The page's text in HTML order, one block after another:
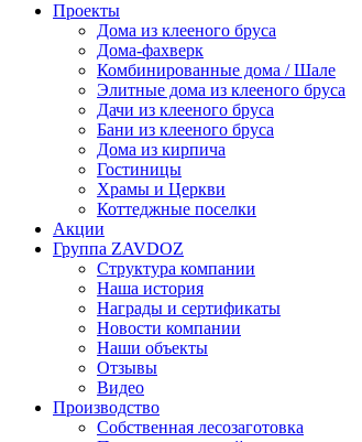
Проекты
Дома из клееного бруса
Дома-фахверк
Комбинированные дома / Шале
Элитные дома из клееного бруса
Дачи из клееного бруса
Бани из клееного бруса
Дома из кирпича
Гостиницы
Храмы и Церкви
Коттеджные поселки
Акции
Группа ZAVDOZ
Структура компании
Наша история
Награды и сертификаты
Новости компании
Наши объекты
Отзывы
Видео
Производство
Собственная лесозаготовка